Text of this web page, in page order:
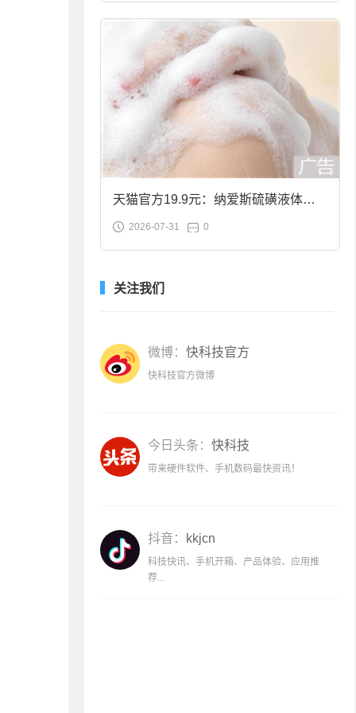
天猫官方19.9元：纳爱斯硫磺液体香
皂2斤大促
2026-07-31 0
关注我们
微博： 快科技官方
快科技官方微博
今日头条： 快科技
带来硬件软件、手机数码最快资讯！
抖音： kkjcn
科技快讯、手机开箱、产品体验、应用推
荐...